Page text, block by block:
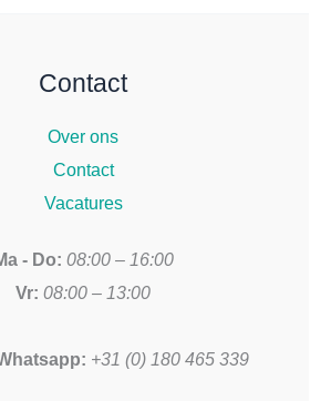
Contact
Over ons
Contact
Vacatures
- Do: 08:00 – 16:00
Vr: 08:00 – 13:00
+31 (0) 180 465 339